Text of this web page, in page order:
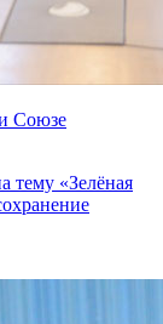
Союзе
тему «Зелёная